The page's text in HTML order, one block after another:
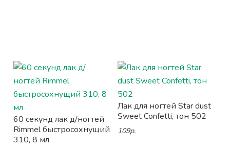
60 секунд лак д/ногтей
Rimmel быстросохнущий
310, 8 мл
Лак для ногтей Star dust
Sweet Confetti, тон 502
109р.